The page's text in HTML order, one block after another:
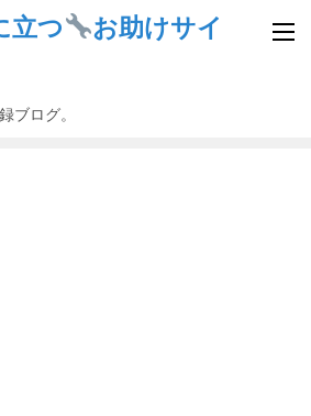
立つ
お助けサイ
ブログ。